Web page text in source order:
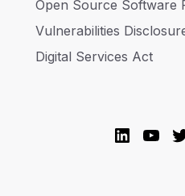
Open Source Software
Vulnerabilities
Digital Services Act